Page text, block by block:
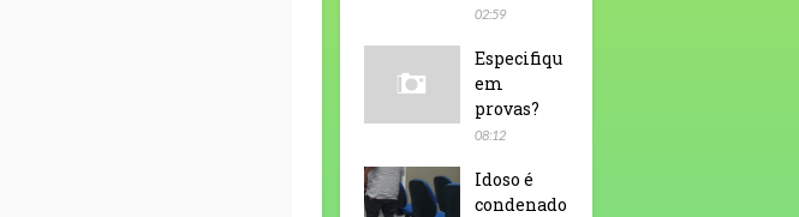
02:59
Especifiqu
em
provas?
08:12
Idoso é
condenado